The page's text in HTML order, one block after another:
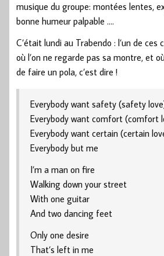
musique du groupe: montées lentes,
bonne humeur palpable ….
C’était lundi au Trabendo : l’un de
où l’on ne regarde pas sa montre, et
de faire un pola, c’est dire !
Everybody want safety (safety
Everybody want comfort (comfort
Everybody want certain (certain
Everybody but me
I’m a man on fire
Walking down your street
With one guitar
And two dancing feet
Only one desire
That’s left in me